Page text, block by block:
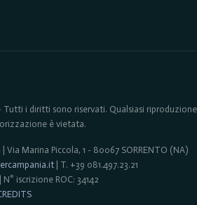
i diritti sono riservati. Qualsiasi
è vietata.
Via Marina Piccola, 1 - 80067 SORRENTO (NA)
| T. +39 081.497.23.21
N° iscrizione ROC: 34142